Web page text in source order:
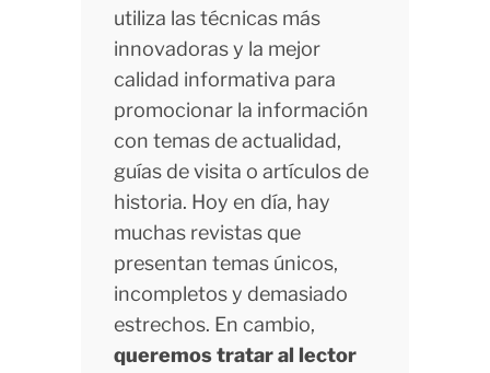
utiliza las técnicas más
innovadoras y la mejor
calidad informativa para
promocionar la información
con temas de actualidad,
guías de visita o artículos de
historia. Hoy en día, hay
muchas revistas que
presentan temas únicos,
incompletos y demasiado
estrechos. En cambio,
queremos tratar al lector